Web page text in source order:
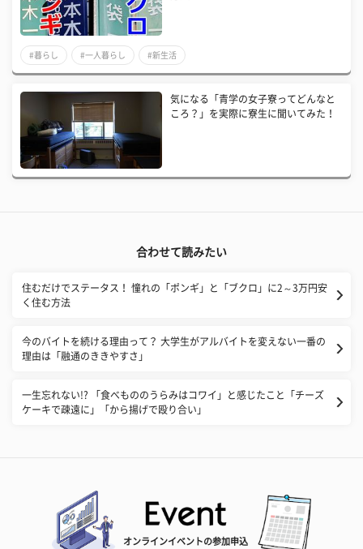
#暮らし #一人暮らし #新生活
気になる「青学の女子寮ってどんなと
ころ？」を実際に寮生に聞いてみた！
合わせて読みたい
住むだけでステータス！ 憧れの「ポンギ」と「ブクロ」に2～3万円安
く住む方法
今のバイトを続ける理由って？ 大学生がアルバイトを変えない一番の
理由は「融通のききやすさ」
一生忘れない!? 「食べもののうらみはコワイ」と感じたこと「チーズ
ケーキで疎遠に」「から揚げで殴り合い」
オンラインイベントの参加申込